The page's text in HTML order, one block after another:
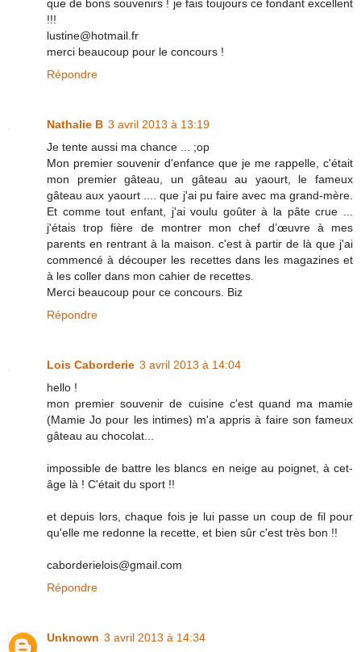
que de bons souvenirs ! je fais toujours ce fondant excellent
!!!
lustine@hotmail.fr
merci beaucoup pour le concours !
Répondre
Nathalie B 3 avril 2013 à 13:19
Je tente aussi ma chance ... ;op
Mon premier souvenir d'enfance que je me rappelle, c'était
mon premier gâteau, un gâteau au yaourt, le fameux
gâteau aux yaourt .... que j'ai pu faire avec ma grand-mère.
Et comme tout enfant, j'ai voulu goûter à la pâte crue ...
j'étais trop fière de montrer mon chef d’œuvre à mes
parents en rentrant à la maison. c'est à partir de là que j'ai
commencé à découper les recettes dans les magazines et
à les coller dans mon cahier de recettes.
Merci beaucoup pour ce concours. Biz
Répondre
Lois Caborderie 3 avril 2013 à 14:04
hello !
mon premier souvenir de cuisine c'est quand ma mamie
(Mamie Jo pour les intimes) m'a appris à faire son fameux
gâteau au chocolat...
impossible de battre les blancs en neige au poignet, à cet-
âge là ! C'était du sport !!
et depuis lors, chaque fois je lui passe un coup de fil pour
qu'elle me redonne la recette, et bien sûr c'est très bon !!
caborderielois@gmail.com
Répondre
Unknown 3 avril 2013 à 14:34